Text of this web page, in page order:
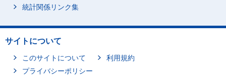
統計関係リンク集
サイトについて
このサイトについて
利用規約
プライバシーポリシー